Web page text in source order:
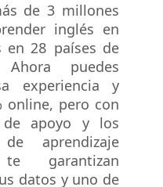
de 3 millones
inglés en
en 28 países de
puedes
experiencia y
online, pero con
apoyo y los
aprendizaje
garantizan
datos y uno de